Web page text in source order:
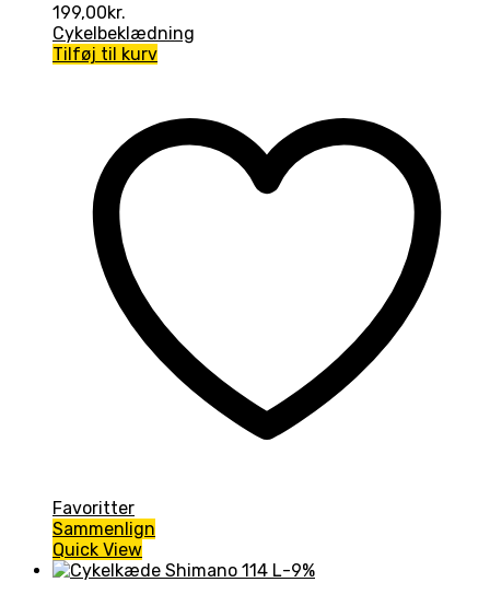
199,00kr.
Cykelbeklædning
Tilføj til kurv
Favoritter
Sammenlign
Quick View
-9%